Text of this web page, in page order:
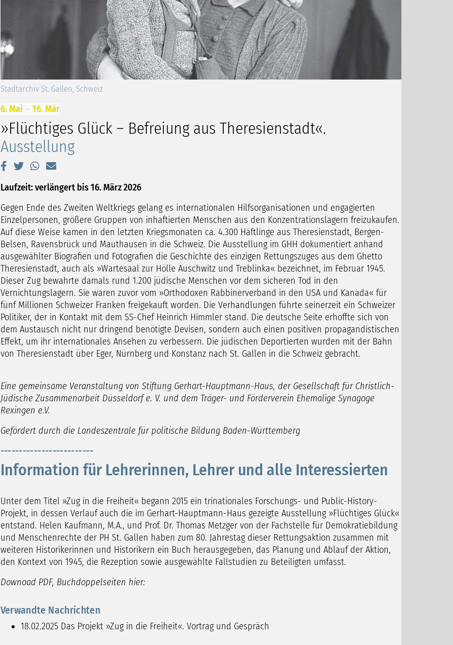
Stadtarchiv St. Gallen, Schweiz
6. Mai – 16. Mär
»Flüchtiges Glück – Befreiung aus Theresienstadt«.
Ausstellung
Laufzeit: verlängert bis 16. März 2026
Gegen Ende des Zweiten Weltkriegs gelang es internationalen Hilfsorganisationen und engagierten
Einzelpersonen, größere Gruppen von inhaftierten Menschen aus den Konzentrationslagern freizukaufen.
Auf diese Weise kamen in den letzten Kriegsmonaten ca. 4.300 Häftlinge aus Theresienstadt, Bergen-
Belsen, Ravensbrück und Mauthausen in die Schweiz. Die Ausstellung im GHH dokumentiert anhand
ausgewählter Biografien und Fotografien die Geschichte des einzigen Rettungszuges aus dem Ghetto
Theresienstadt, auch als »Wartesaal zur Hölle Auschwitz und Treblinka« bezeichnet, im Februar 1945.
Dieser Zug bewahrte damals rund 1.200 jüdische Menschen vor dem sicheren Tod in den
Vernichtungslagern. Sie waren zuvor vom »Orthodoxen Rabbinerverband in den USA und Kanada« für
fünf Millionen Schweizer Franken freigekauft worden. Die Verhandlungen führte seinerzeit ein Schweizer
Politiker, der in Kontakt mit dem SS-Chef Heinrich Himmler stand. Die deutsche Seite erhoffte sich von
dem Austausch nicht nur dringend benötigte Devisen, sondern auch einen positiven propagandistischen
Effekt, um ihr internationales Ansehen zu verbessern. Die jüdischen Deportierten wurden mit der Bahn
von Theresienstadt über Eger, Nürnberg und Konstanz nach St. Gallen in die Schweiz gebracht.
Eine gemeinsame Veranstaltung von Stiftung Gerhart-Hauptmann-Haus, der Gesellschaft für Christlich-
Jüdische Zusammenarbeit Düsseldorf e. V. und dem Träger- und Förderverein Ehemalige Synagoge
Rexingen e.V.
Gefördert durch die Landeszentrale für politische Bildung Baden-Württemberg
-------------------------­­­
Information für Lehrerinnen, Lehrer und alle Interessierten
Unter dem Titel »Zug in die Freiheit« begann 2015 ein trinationales Forschungs- und Public-History-
Projekt, in dessen Verlauf auch die im Gerhart-Hauptmann-Haus gezeigte Ausstellung »Flüchtiges Glück«
entstand. Helen Kaufmann, M.A., und Prof. Dr. Thomas Metzger von der Fachstelle für Demokratiebildung
und Menschenrechte der PH St. Gallen haben zum 80. Jahrestag dieser Rettungsaktion zusammen mit
weiteren Historikerinnen und Historikern ein Buch herausgegeben, das Planung und Ablauf der Aktion,
den Kontext von 1945, die Rezeption sowie ausgewählte Fallstudien zu Beteiligten umfasst.
Downoad PDF, Buchdoppelseiten hier:
Verwandte Nachrichten
18.02.2025 Das Projekt »Zug in die Freiheit«. ​​​​​​​Vortrag und Gespräch